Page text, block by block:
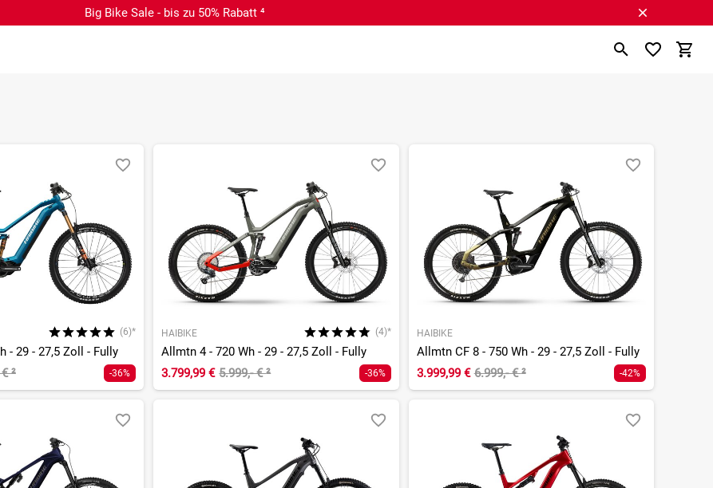
Big Bike Sale - bis zu 50% Rabatt ⁴
(6)*
- 29 - 27,5 Zoll - Fully
€² -36%
HAIBIKE (4)*
Allmtn 4 - 720 Wh - 29 - 27,5 Zoll - Fully
3.799,99 € 5.999,- €² -36%
HAIBIKE
Allmtn CF 8 - 750 Wh - 29 - 27,5 Zoll - Fully
3.999,99 € 6.999,- €² -42%